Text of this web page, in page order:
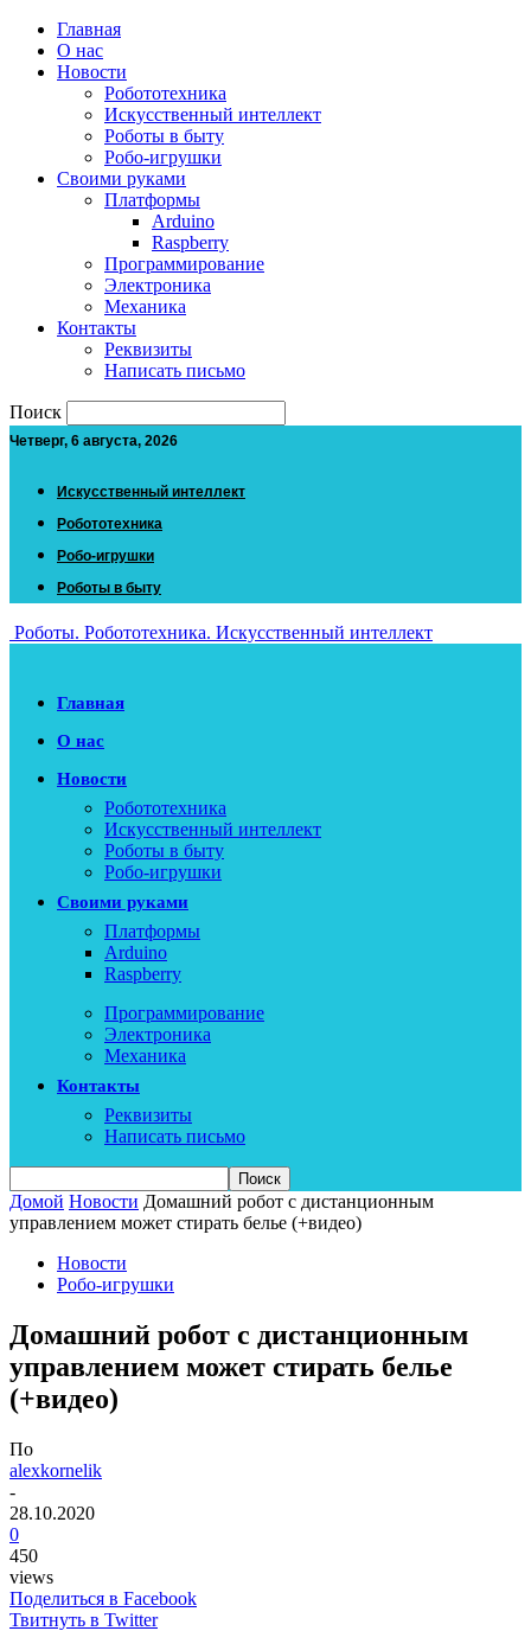
Главная
О нас
Новости
Робототехника
Искусственный интеллект
Роботы в быту
Робо-игрушки
Своими руками
Платформы
Arduino
Raspberry
Программирование
Электроника
Механика
Контакты
Реквизиты
Написать письмо
Поиск
Четверг, 6 августа, 2026
Искусственный интеллект
Робототехника
Робо-игрушки
Роботы в быту
Роботы. Робототехника. Искусственный интеллект
Главная
О нас
Новости
Робототехника
Искусственный интеллект
Роботы в быту
Робо-игрушки
Своими руками
Платформы
Arduino
Raspberry
Программирование
Электроника
Механика
Контакты
Реквизиты
Написать письмо
Домой Новости Домашний робот с дистанционным
управлением может стирать белье (+видео)
Новости
Робо-игрушки
Домашний робот с дистанционным
управлением может стирать белье
(+видео)
По
alexkornelik
-
28.10.2020
0
450
views
Поделиться в Facebook
Твитнуть в Twitter